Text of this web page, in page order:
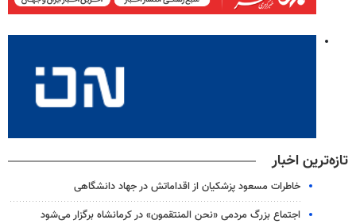
تازه‌ترین اخبار
خاطرات مسعود پزشکیان از اقداماتش در جهاد دانشگاهی
اجتماع بزرگ مردمی «نحن المنتقمون» در کرمانشاه برگزار می‌شود